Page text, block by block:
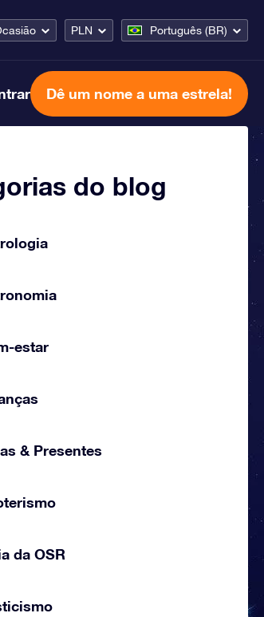
PLN Português (BR)
Dê um nome a uma estrela!
do blog
estar
& Presentes
da OSR